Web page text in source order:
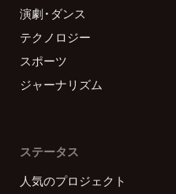
演劇・ダンス
テクノロジー
スポーツ
ジャーナリズム
ステータス
人気のプロジェクト